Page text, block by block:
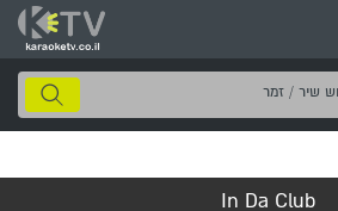
חיפוש
שיר
In Da Club